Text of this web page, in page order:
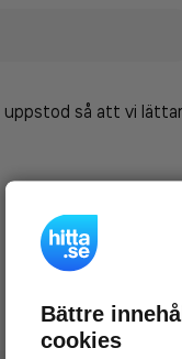
så att vi
Bättre
cookies